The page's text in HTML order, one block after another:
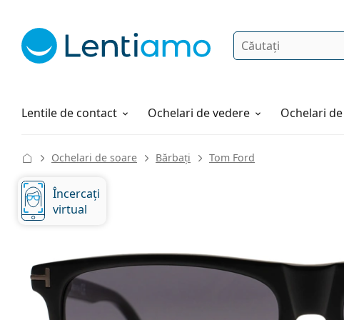
Căutare
Lentile de contact
Soluții Ochelari de vedere Ochelari
Cum comandați
Ochelari de soare Bărbați Tom Ford
Încercați
virtual